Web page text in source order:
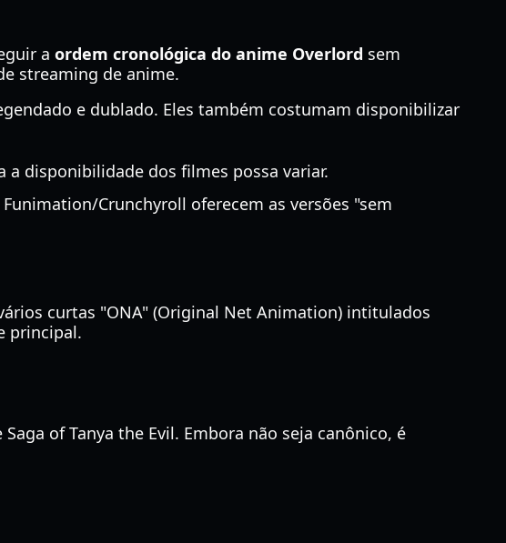
a ordem cronológica do anime Overlord sem
streaming de anime.
e dublado. Eles também costumam disponibilizar
disponibilidade dos filmes possa variar.
Crunchyroll oferecem as versões "sem
curtas "ONA" (Original Net Animation) intitulados
principal.
of Tanya the Evil. Embora não seja canônico, é